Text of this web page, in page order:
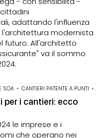
adattando l'influenza
l'architettura modernista
futuro. All'architetto
va il sommo
SOA • CANTIERI PATENTE A PUNTI •
per i cantieri: ecco
le imprese e i
che operano nei